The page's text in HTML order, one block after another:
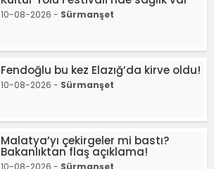
10-08-2026 - Sürmanşet
Fendoğlu bu kez Elazığ’da kirve oldu!
10-08-2026 - Sürmanşet
Malatya’yı çekirgeler mi bastı?
Bakanlıktan flaş açıklama!